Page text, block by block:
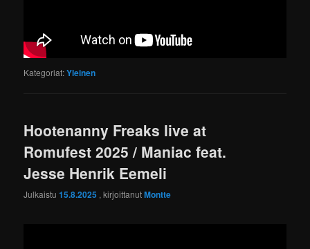
Kategoriat:Yleinen
Hootenanny Freaks live at
Romufest 2025 / Maniac feat.
Jesse Henrik Eemeli
Julkaistu15.8.2025 , kirjoittanutMontte